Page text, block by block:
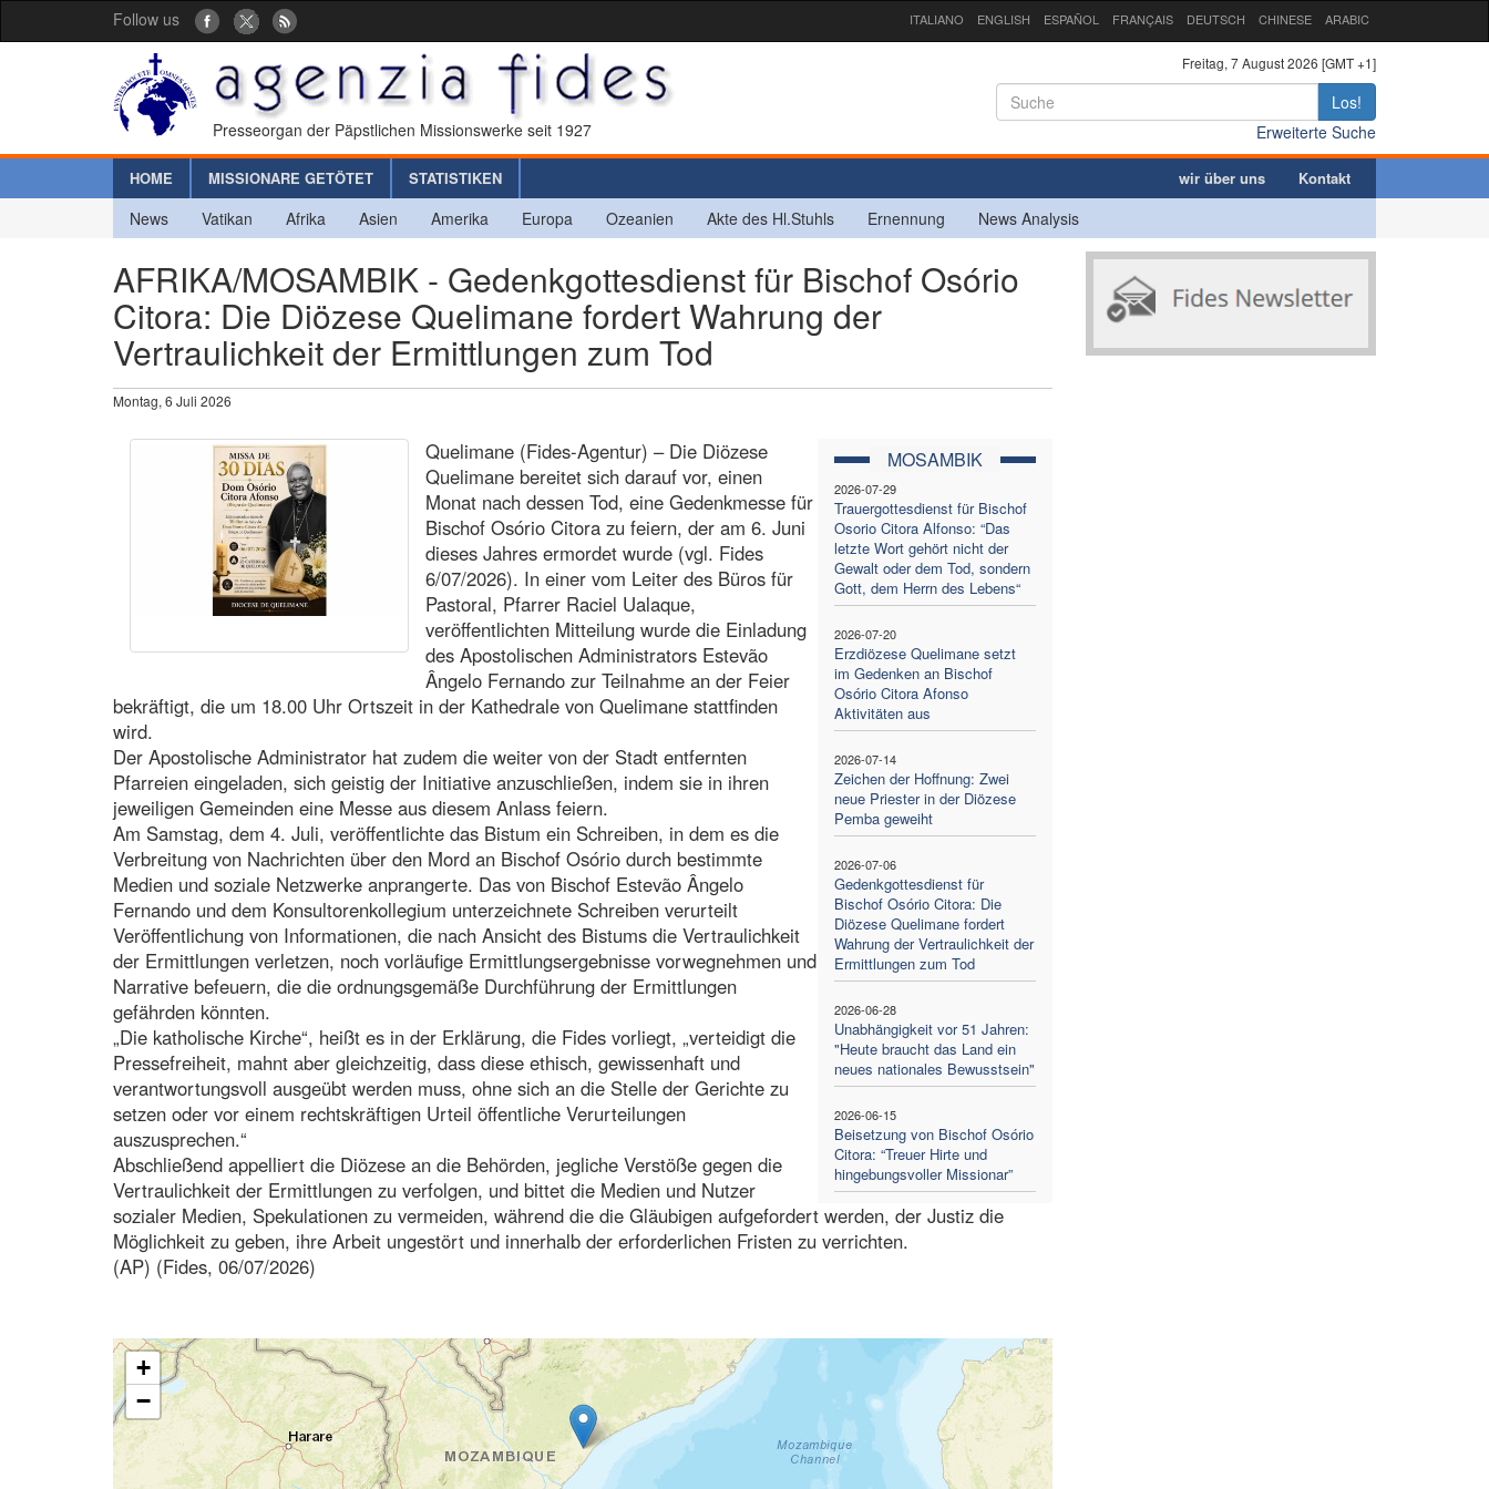
Follow us ITALIANO ENGLISH ESPAÑOL FRANÇAIS DEUTSCH CHINESE ARABIC
Presseorgan der Päpstlichen Missionswerke seit 1927
Freitag, 7 August 2026 [GMT +1]
Los!
Erweiterte Suche
HOME MISSIONARE GETÖTET STATISTIKEN wir über uns Kontakt
News Vatikan Afrika Asien Amerika Europa Ozeanien Akte des Hl.Stuhls Ernennung News Analysis
AFRIKA/MOSAMBIK - Gedenkgottesdienst für Bischof Osório
Citora: Die Diözese Quelimane fordert Wahrung der
Vertraulichkeit der Ermittlungen zum Tod
Montag, 6 Juli 2026
MOSAMBIK
2026-07-29
Trauergottesdienst für Bischof
Osorio Citora Alfonso: “Das
letzte Wort gehört nicht der
Gewalt oder dem Tod, sondern
Gott, dem Herrn des Lebens“
2026-07-20
Erzdiözese Quelimane setzt
im Gedenken an Bischof
Osório Citora Afonso
Aktivitäten aus
2026-07-14
Zeichen der Hoffnung: Zwei
neue Priester in der Diözese
Pemba geweiht
2026-07-06
Gedenkgottesdienst für
Bischof Osório Citora: Die
Diözese Quelimane fordert
Wahrung der Vertraulichkeit der
Ermittlungen zum Tod
2026-06-28
Unabhängigkeit vor 51 Jahren:
"Heute braucht das Land ein
neues nationales Bewusstsein"
2026-06-15
Beisetzung von Bischof Osório
Citora: “Treuer Hirte und
hingebungsvoller Missionar”
Quelimane (Fides-Agentur) – Die Diözese
Quelimane bereitet sich darauf vor, einen
Monat nach dessen Tod, eine Gedenkmesse für
Bischof Osório Citora zu feiern, der am 6. Juni
dieses Jahres ermordet wurde (vgl. Fides
6/07/2026). In einer vom Leiter des Büros für
Pastoral, Pfarrer Raciel Ualaque,
veröffentlichten Mitteilung wurde die Einladung
des Apostolischen Administrators Estevão
Ângelo Fernando zur Teilnahme an der Feier
bekräftigt, die um 18.00 Uhr Ortszeit in der Kathedrale von Quelimane stattfinden
wird.
Der Apostolische Administrator hat zudem die weiter von der Stadt entfernten
Pfarreien eingeladen, sich geistig der Initiative anzuschließen, indem sie in ihren
jeweiligen Gemeinden eine Messe aus diesem Anlass feiern.
Am Samstag, dem 4. Juli, veröffentlichte das Bistum ein Schreiben, in dem es die
Verbreitung von Nachrichten über den Mord an Bischof Osório durch bestimmte
Medien und soziale Netzwerke anprangerte. Das von Bischof Estevão Ângelo
Fernando und dem Konsultorenkollegium unterzeichnete Schreiben verurteilt
Veröffentlichung von Informationen, die nach Ansicht des Bistums die Vertraulichkeit
der Ermittlungen verletzen, noch vorläufige Ermittlungsergebnisse vorwegnehmen und
Narrative befeuern, die die ordnungsgemäße Durchführung der Ermittlungen
gefährden könnten.
„Die katholische Kirche“, heißt es in der Erklärung, die Fides vorliegt, „verteidigt die
Pressefreiheit, mahnt aber gleichzeitig, dass diese ethisch, gewissenhaft und
verantwortungsvoll ausgeübt werden muss, ohne sich an die Stelle der Gerichte zu
setzen oder vor einem rechtskräftigen Urteil öffentliche Verurteilungen
auszusprechen.“
Abschließend appelliert die Diözese an die Behörden, jegliche Verstöße gegen die
Vertraulichkeit der Ermittlungen zu verfolgen, und bittet die Medien und Nutzer
sozialer Medien, Spekulationen zu vermeiden, während die die Gläubigen aufgefordert werden, der Justiz die
Möglichkeit zu geben, ihre Arbeit ungestört und innerhalb der erforderlichen Fristen zu verrichten.
(AP) (Fides, 06/07/2026)
+
−